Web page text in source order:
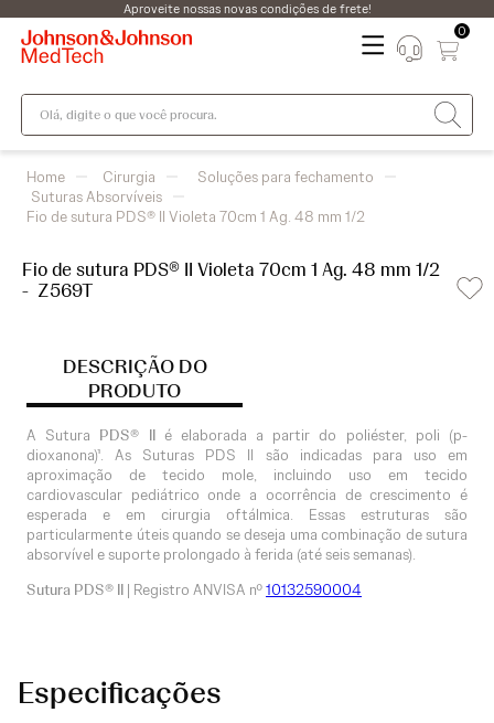
Aproveite nossas novas condições de frete!
0
Olá, digite o que você procura.
Cirurgia
Soluções para fechamento
Suturas Absorvíveis
Fio de sutura PDS® II Violeta 70cm 1 Ag. 48 mm 1/2
Fio de sutura PDS® II Violeta 70cm 1 Ag. 48 mm 1/2
- Z569T
DESCRIÇÃO DO
PRODUTO
A Sutura PDS® IIé elaborada a partir do poliéster, poli (p-
dioxanona)¹. As Suturas PDS II são indicadas para uso em
aproximação de tecido mole, incluindo uso em tecido
cardiovascular pediátrico onde a ocorrência de crescimento é
esperada e em cirurgia oftálmica. Essas estruturas são
particularmente úteis quando se deseja uma combinação de sutura
absorvível e suporte prolongado à ferida (até seis semanas).
Sutura PDS® II | Registro ANVISA nº10132590004
Especificações